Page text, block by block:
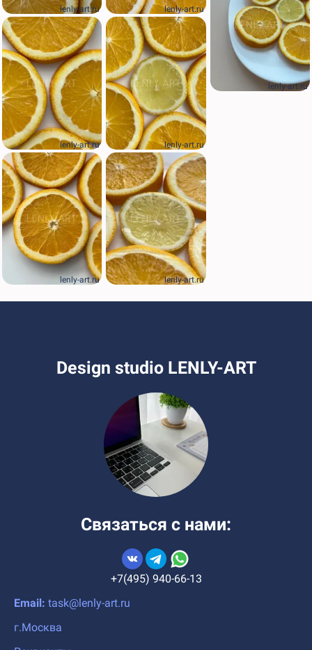
lenly-art.ru
lenly-art.ru
lenly-art.ru
lenly-art.ru
lenly-art.ru
lenly-art.ru
lenly-art.ru
Design studio LENLY-ART
Связаться с нами:
+7(495) 940-66-13
Email: task@lenly-art.ru
г.Москва